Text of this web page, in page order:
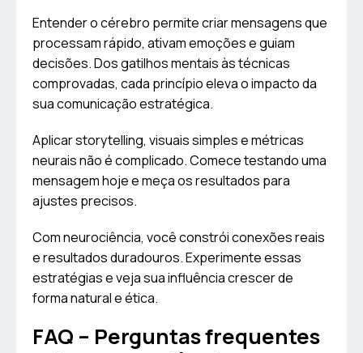
Entender o cérebro permite criar mensagens que
processam rápido, ativam emoções e guiam
decisões. Dos gatilhos mentais às técnicas
comprovadas, cada princípio eleva o impacto da
sua comunicação estratégica.
Aplicar storytelling, visuais simples e métricas
neurais não é complicado. Comece testando uma
mensagem hoje e meça os resultados para
ajustes precisos.
Com neurociência, você constrói conexões reais
e resultados duradouros. Experimente essas
estratégias e veja sua influência crescer de
forma natural e ética.
FAQ – Perguntas frequentes